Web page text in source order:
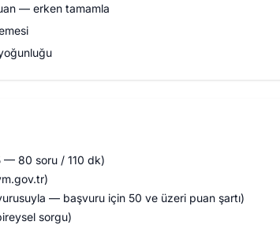
— erken tamamla
— 80 soru / 110 dk)
— başvuru için 50 ve üzeri puan şartı)
sorgu)